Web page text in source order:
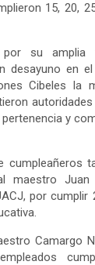
15, 20,
por su amplia
desayuno en
Cibeles la
y
cumpleañeros
maestro Juan
por cumplir
Camargo